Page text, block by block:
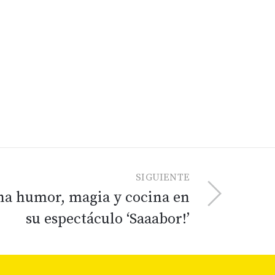
SIGUIENTE
humor, magia y cocina en
su espectáculo ‘Saaabor!’